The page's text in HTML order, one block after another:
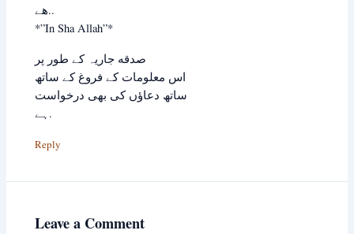
ھے..
*”In Sha Allah”*
صدقه جاریہ کے طور پر
اس معلومات کے فروغ کے ساتھ
ساتھ دعاؤں کی بھی درخواست
ہے.
Reply
Leave a Comment